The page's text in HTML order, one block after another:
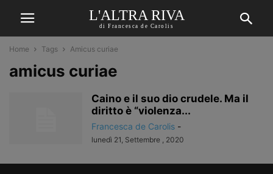
L'ALTRA RIVA
di Francesca de Carolis
Home Tags Amicus curiae
amicus curiae
Caino e il suo dio crudele. Ma il
diritto è “violenza...
Francesca de Carolis -
lunedì 21, Settembre , 2020